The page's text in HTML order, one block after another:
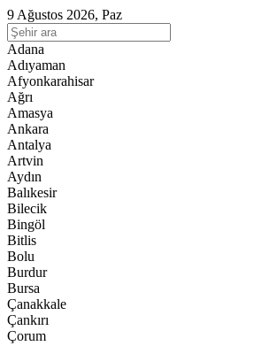
9 Ağustos 2026, Paz
Adana
Adıyaman
Afyonkarahisar
Ağrı
Amasya
Ankara
Antalya
Artvin
Aydın
Balıkesir
Bilecik
Bingöl
Bitlis
Bolu
Burdur
Bursa
Çanakkale
Çankırı
Çorum